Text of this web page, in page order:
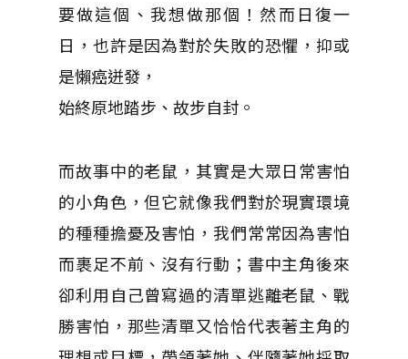
要做這個、我想做那個！然而日復一
日，也許是因為對於失敗的恐懼，抑或
是懶癌迸發，
始終原地踏步、故步自封。
而故事中的老鼠，其實是大眾日常害怕
的小角色，但它就像我們對於現實環境
的種種擔憂及害怕， 我們常常因為害怕
而裹足不前、沒有行動；書中主角後來
卻利用自己曾寫過的清單逃離老鼠、戰
勝害怕， 那些清單又恰恰代表著主角的